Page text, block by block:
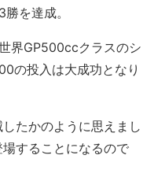
を達成。
界GP500ccクラスのシ
の投入は大成功となり
たかのように思えまし
することになるので